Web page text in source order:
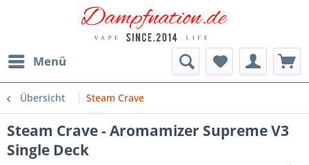
Menü
Übersicht Steam Crave
Steam Crave - Aromamizer Supreme V3
Single Deck